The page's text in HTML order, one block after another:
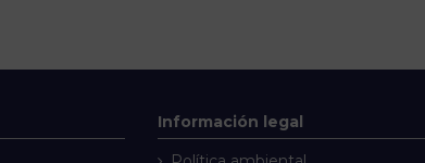
Información legal